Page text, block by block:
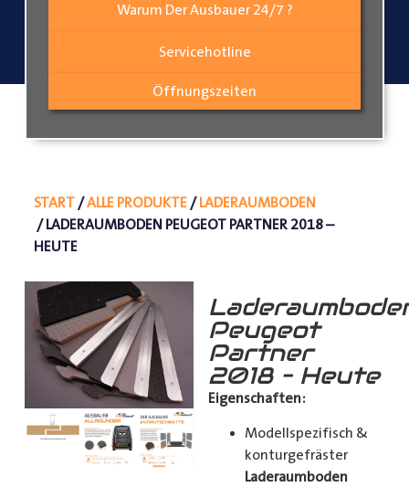
Warum Der Ausbauer 24/7 ?
Servicehotline
Öffnungszeiten
START/ALLE PRODUKTE/LADERAUMBODEN
/ LADERAUMBODEN PEUGEOT PARTNER 2018 –
HEUTE
Peugeot
Partner
2018 – Heute
Eigenschaften:
Modellspezifisch &
konturgefräster
Laderaumboden